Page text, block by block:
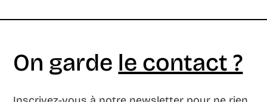
On garde le contact ?